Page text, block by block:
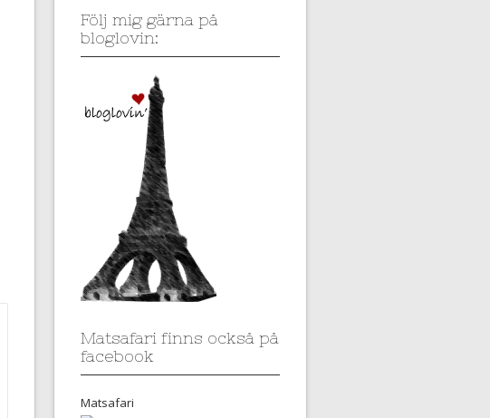
Följ mig gärna på
bloglovin:
Matsafari finns också på
facebook
Matsafari